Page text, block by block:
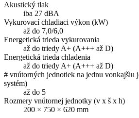
Akustický tlak
iba 27 dBA
Vykurovací chladiaci výkon (kW)
až do 7,0/6,0
Energetická trieda vykurovania
až do triedy A+ (A+++ až D)
Energetická trieda chladenia
až do triedy A+ (A+++ až D)
# vnútorných jednotiek na jednu vonkajšiu
systém)
až do 5
Rozmery vnútornej jednotky (v x š x h)
200 × 750 × 620 mm